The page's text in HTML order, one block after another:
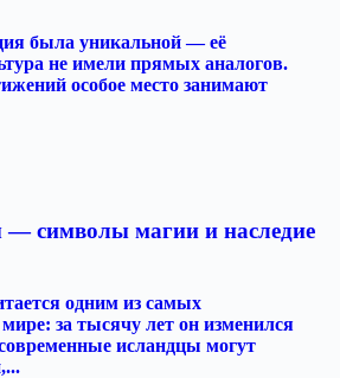
была уникальной — её
не имели прямых аналогов.
особое место занимают
— символы магии и наследие
одним из самых
за тысячу лет он изменился
исландцы могут